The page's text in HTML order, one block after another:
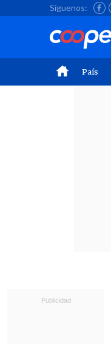
Síguenos:
País